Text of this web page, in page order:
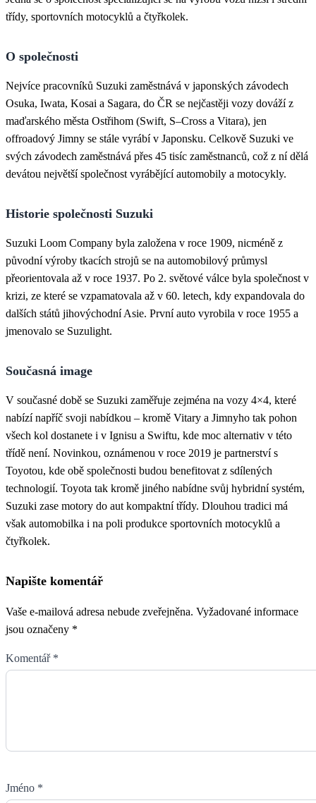
třídy, sportovních motocyklů a čtyřkolek.
O společnosti
Nejvíce pracovníků Suzuki zaměstnává v japonských závodech
Osuka, Iwata, Kosai a Sagara, do ČR se nejčastěji vozy dováží z
maďarského města Ostřihom (Swift, S–Cross a Vitara), jen
offroadový Jimny se stále vyrábí v Japonsku. Celkově Suzuki ve
svých závodech zaměstnává přes 45 tisíc zaměstnanců, což z ní dělá
devátou největší společnost vyrábějící automobily a motocykly.
Historie společnosti Suzuki
Suzuki Loom Company byla založena v roce 1909, nicméně z
původní výroby tkacích strojů se na automobilový průmysl
přeorientovala až v roce 1937. Po 2. světové válce byla společnost v
krizi, ze které se vzpamatovala až v 60. letech, kdy expandovala do
dalších států jihovýchodní Asie. První auto vyrobila v roce 1955 a
jmenovalo se Suzulight.
Současná image
V současné době se Suzuki zaměřuje zejména na vozy 4×4, které
nabízí napříč svoji nabídkou – kromě Vitary a Jimnyho tak pohon
všech kol dostanete i v Ignisu a Swiftu, kde moc alternativ v této
třídě není. Novinkou, oznámenou v roce 2019 je partnerství s
Toyotou, kde obě společnosti budou benefitovat z sdílených
technologií. Toyota tak kromě jiného nabídne svůj hybridní systém,
Suzuki zase motory do aut kompaktní třídy. Dlouhou tradici má
však automobilka i na poli produkce sportovních motocyklů a
čtyřkolek.
Napište komentář
Vaše e-mailová adresa nebude zveřejněna. Vyžadované informace
jsou označeny *
Komentář *
Jméno *